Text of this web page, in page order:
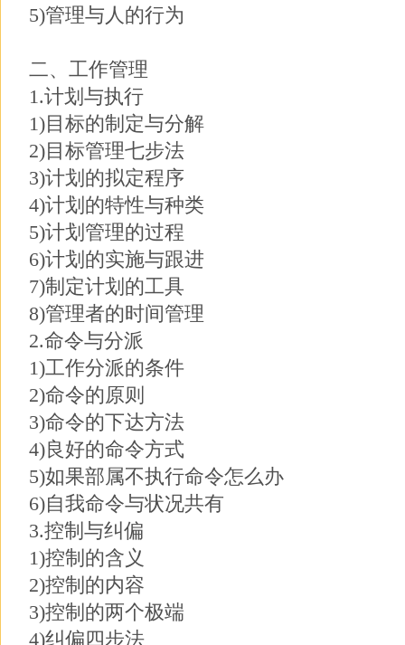
5)管理与人的行为
二、工作管理
1.计划与执行
1)目标的制定与分解
2)目标管理七步法
3)计划的拟定程序
4)计划的特性与种类
5)计划管理的过程
6)计划的实施与跟进
7)制定计划的工具
8)管理者的时间管理
2.命令与分派
1)工作分派的条件
2)命令的原则
3)命令的下达方法
4)良好的命令方式
5)如果部属不执行命令怎么办
6)自我命令与状况共有
3.控制与纠偏
1)控制的含义
2)控制的内容
3)控制的两个极端
4)纠偏四步法